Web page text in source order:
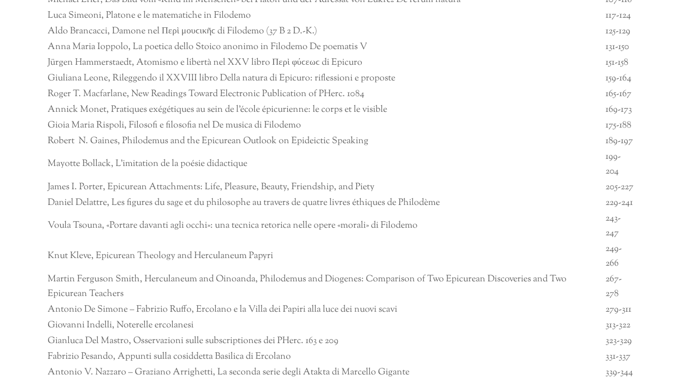
Luca Simeoni, Platone e le matematiche in Filodemo
117-124
Aldo Brancacci, Damone nel Περὶ μουϲικῆϲ di Filodemo (37 B 2 D.-K.)
125-129
Anna Maria Ioppolo, La poetica dello Stoico anonimo in Filodemo De poematis V
131-150
Jürgen Hammerstaedt, Atomismo e libertà nel XXV libro Περὶ φύϲεωϲ di Epicuro
151-158
Giuliana Leone, Rileggendo il XXVIII libro Della natura di Epicuro: riflessioni e proposte
159-164
Roger T. Macfarlane, New Readings Toward Electronic Publication of PHerc. 1084
165-167
Annick Monet, Pratiques exégétiques au sein de l’école épicurienne: le corps et le visible
169-173
Gioia Maria Rispoli, Filosofi e filosofia nel De musica di Filodemo
175-188
Robert N. Gaines, Philodemus and the Epicurean Outlook on Epideictic Speaking
189-197
Mayotte Bollack, L’imitation de la poésie didactique
199-
204
James I. Porter, Epicurean Attachments: Life, Pleasure, Beauty, Friendship, and Piety
205-227
Daniel Delattre, Les figures du sage et du philosophe au travers de quatre livres éthiques de Philodème
229-241
Voula Tsouna, «Portare davanti agli occhi»: una tecnica retorica nelle opere «morali» di Filodemo
243-
247
Knut Kleve, Epicurean Theology and Herculaneum Papyri
249-
266
Martin Ferguson Smith, Herculaneum and Oinoanda, Philodemus and Diogenes: Comparison of Two Epicurean Discoveries and Two
Epicurean Teachers
267-
278
Antonio De Simone – Fabrizio Ruffo, Ercolano e la Villa dei Papiri alla luce dei nuovi scavi
279-311
Giovanni Indelli, Noterelle ercolanesi
313-322
Gianluca Del Mastro, Osservazioni sulle subscriptiones dei PHerc. 163 e 209
323-329
Fabrizio Pesando, Appunti sulla cosiddetta Basilica di Ercolano
331-337
Antonio V. Nazzaro – Graziano Arrighetti, La seconda serie degli Atakta di Marcello Gigante
339-344